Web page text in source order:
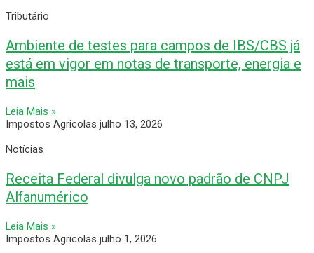
Tributário
Ambiente de testes para campos de IBS/CBS já
está em vigor em notas de transporte, energia e
mais
Leia Mais »
Impostos Agricolas julho 13, 2026
Notícias
Receita Federal divulga novo padrão de CNPJ
Alfanumérico
Leia Mais »
Impostos Agricolas julho 1, 2026